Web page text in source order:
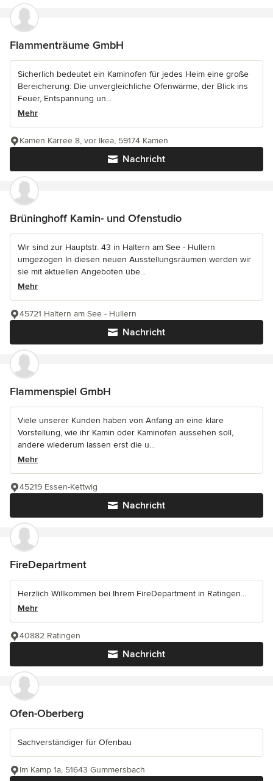
Flammenträume GmbH
Sicherlich bedeutet ein Kaminofen für jedes Heim eine große
Bereicherung: Die unvergleichliche Ofenwärme, der Blick ins
Feuer, Entspannung un...
Mehr
Nachricht
Kamen Karree 8, vor Ikea, 59174 Kamen
Brüninghoff Kamin- und Ofenstudio
Wir sind zur Hauptstr. 43 in Haltern am See - Hullern
umgezogen In diesen neuen Ausstellungsräumen werden wir
sie mit aktuellen Angeboten übe...
Mehr
Nachricht
45721 Haltern am See - Hullern
Flammenspiel GmbH
Viele unserer Kunden haben von Anfang an eine klare
Vorstellung, wie ihr Kamin oder Kaminofen aussehen soll,
andere wiederum lassen erst die u...
Mehr
Nachricht
45219 Essen-Kettwig
FireDepartment
Herzlich Willkommen bei Ihrem FireDepartment in Ratingen...
Mehr
Nachricht
40882 Ratingen
Ofen-Oberberg
Sachverständiger für Ofenbau
Im Kamp 1a, 51643 Gummersbach